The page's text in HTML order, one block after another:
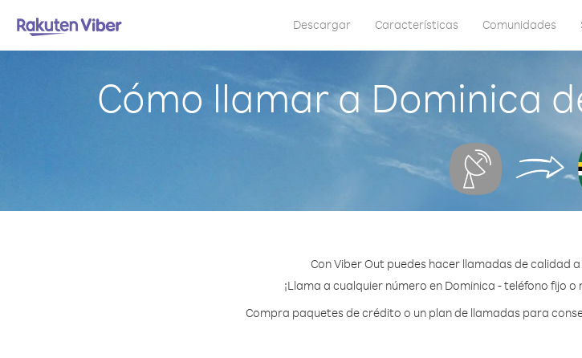
Descargar Características Comunidades
Cómo llamar a Dominica
Con Viber Out puedes hacer llamadas de calidad
¡Llama a cualquier número en Dominica - teléfono fijo
Compra paquetes de crédito o un plan de llamadas para